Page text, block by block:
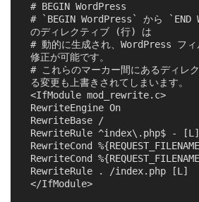
# BEGIN WordPress
# `BEGIN WordPress` から `END
のディレクティブ (行) は
# 動的に生成され、WordPress フィ
修正が可能です。
# これらのマーカー間にあるディレ
る変更も上書きされてしまいます。
<IfModule mod_rewrite.c>
RewriteEngine On
RewriteBase /
RewriteRule ^index\.php$ - [L]
RewriteCond
RewriteCond
RewriteRule . /index.php [L]
</IfModule>